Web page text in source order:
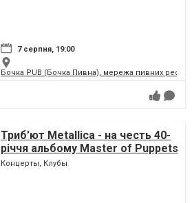
7 серпня, 19:00
Бочка PUB (Бочка Пивна), мережа пивних
Триб’ют Metallica - на честь 40-
річчя альбому Master of Puppets
- гурт SO WHAT & ROCK YOU!
Концерты, Клубы